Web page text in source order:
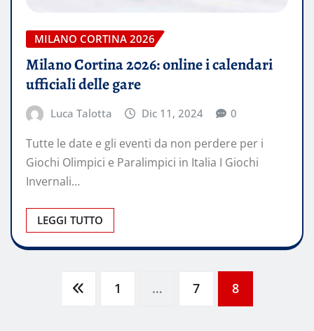
MILANO CORTINA 2026
Milano Cortina 2026: online i calendari
ufficiali delle gare
Luca Talotta Dic 11, 2024 0
Tutte le date e gli eventi da non perdere per i
Giochi Olimpici e Paralimpici in Italia I Giochi
Invernali…
LEGGI TUTTO
Paginazione
1 … 7 8